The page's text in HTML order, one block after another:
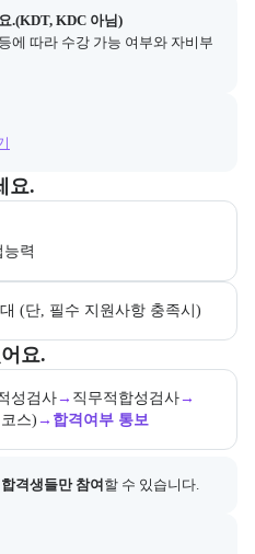
.(KDT, KDC 아님)
에 따라 수강 가능 여부와 자비부
요.
각각 묶어서 안내한다.
력
(단, 필수 지원사항 충족시)
요.
세 참고사항을 안내한다.
성검사→ 직무적합성검사→
스) → 합격여부 통보
격생들만 참여 할 수 있습니다.
참고 링크가 포함된다.